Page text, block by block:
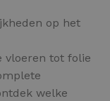
op het
vloeren tot folie
welke